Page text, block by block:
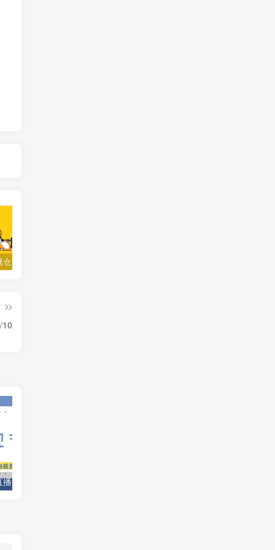
10
源，一窝端